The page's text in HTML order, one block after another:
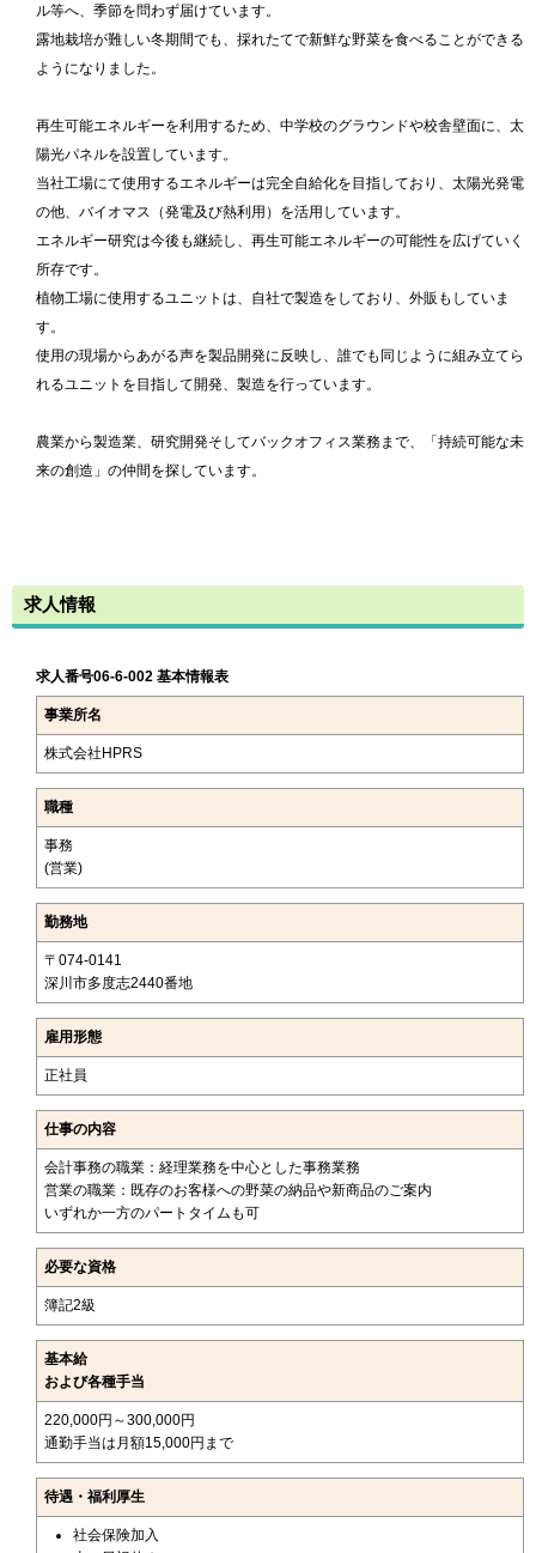
ル等へ、季節を問わず届けています。
露地栽培が難しい冬期間でも、採れたてで新鮮な野菜を食べることができる
ようになりました。
再生可能エネルギーを利用するため、中学校のグラウンドや校舎壁面に、太
陽光パネルを設置しています。
当社工場にて使用するエネルギーは完全自給化を目指しており、太陽光発電
の他、バイオマス（発電及び熱利用）を活用しています。
エネルギー研究は今後も継続し、再生可能エネルギーの可能性を広げていく
所存です。
植物工場に使用するユニットは、自社で製造をしており、外販もしていま
す。
使用の現場からあがる声を製品開発に反映し、誰でも同じように組み立てら
れるユニットを目指して開発、製造を行っています。
農業から製造業、研究開発そしてバックオフィス業務まで、「持続可能な未
来の創造」の仲間を探しています。
求人情報
求人番号06-6-002 基本情報表
事業所名
株式会社HPRS
職種
事務
(営業)
勤務地
〒074-0141
深川市多度志2440番地
雇用形態
正社員
仕事の内容
会計事務の職業：経理業務を中心とした事務業務
営業の職業：既存のお客様への野菜の納品や新商品のご案内
いずれか一方のパートタイムも可
必要な資格
簿記2級
基本給
および各種手当
220,000円～300,000円
通勤手当は月額15,000円まで
待遇・福利厚生
社会保険加入